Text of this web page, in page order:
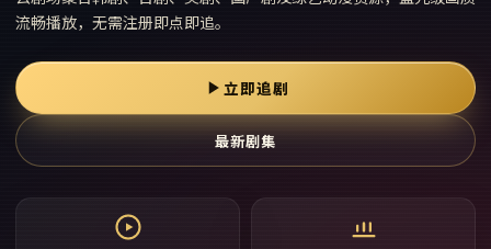
流畅播放，无需注册即点即追。
立即追剧
最新剧集